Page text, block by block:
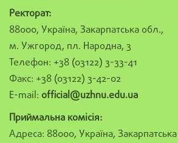
Ректорат:
88000, Україна, Закарпатська обл.,
м. Ужгород, пл. Народна, 3
Телефон: +38 (03122) 3-33-41
Факс: +38 (03122) 3-42-02
E-mail: official@uzhnu.edu.ua
Приймальна комісія:
Адреса: 88000, Україна,